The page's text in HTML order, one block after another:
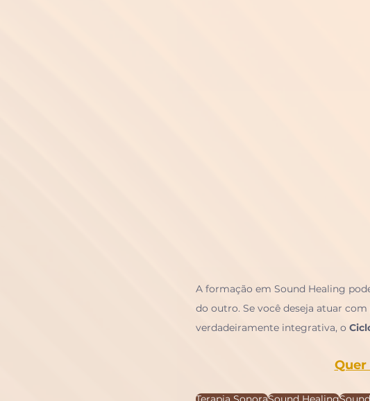
A formação em Sound Healing
do outro. Se você deseja atuar
verdadeiramente integrativa, o
Quer